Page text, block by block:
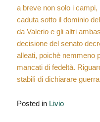
a breve non solo i
caduta sotto il dominio
da Valerio e gli altri
decisione del senato
alleati, poichè nemmeno
mancati di fedeltà.
stabilì di dichiarare
Posted in Livio